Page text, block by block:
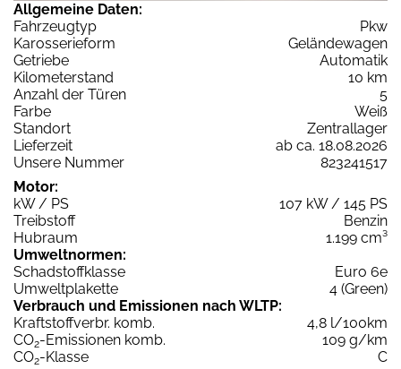
Allgemeine Daten:
Fahrzeugtyp
Pkw
Karosserieform
Geländewagen
Getriebe
Automatik
Kilometerstand
10 km
Anzahl der Türen
5
Farbe
Weiß
Standort
Zentrallager
Lieferzeit
ab ca. 18.08.2026
Unsere Nummer
823241517
Motor:
kW / PS
107 kW / 145 PS
Treibstoff
Benzin
Hubraum
1.199 cm³
Umweltnormen:
Schadstoffklasse
Euro 6e
Umweltplakette
4 (Green)
Verbrauch und Emissionen nach WLTP:
Kraftstoffverbr. komb.
4,8 l/100km
CO2-Emissionen komb.
109 g/km
CO2-Klasse
C